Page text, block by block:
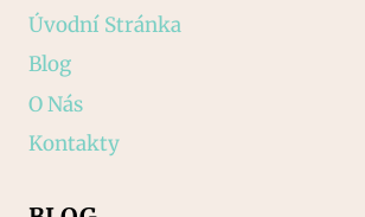
Úvodní Stránka
Blog
O Nás
Kontakty